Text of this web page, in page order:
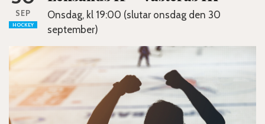
SEP
HOCKEY
Onsdag, kl 19:00 (slutar onsdag den 30
september)